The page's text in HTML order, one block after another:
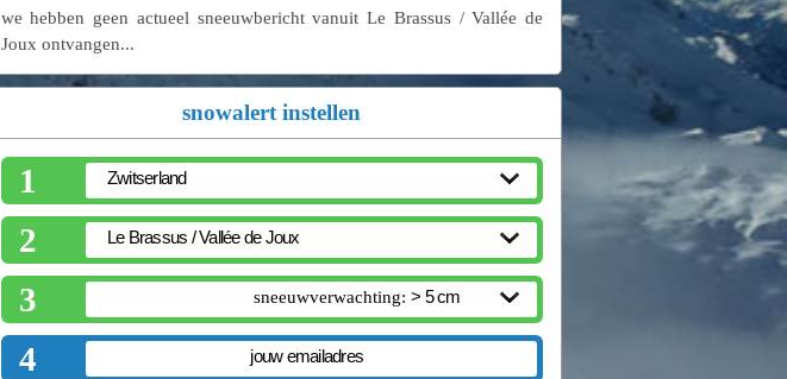
we hebben geen actueel sneeuwbericht vanuit Le Brassus / Vallée de
Joux ontvangen...
snowalert instellen
1
2
3
sneeuwverwachting:
4